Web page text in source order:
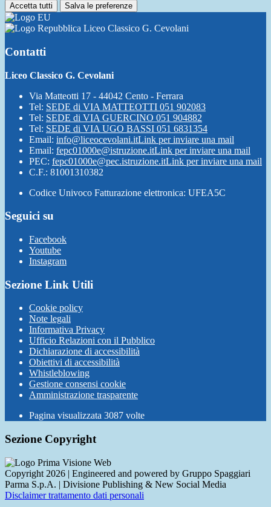
Accetta tutti Salva le preferenze
Liceo Classico G. Cevolani
Contatti
Liceo Classico G. Cevolani
Via Matteotti 17 - 44042 Cento - Ferrara
Tel: SEDE di VIA MATTEOTTI 051 902083
Tel: SEDE di VIA GUERCINO 051 904882
Tel: SEDE di VIA UGO BASSI 051 6831354
Email: info@liceocevolani.itLink per inviare una mail
Email: fepc01000e@istruzione.itLink per inviare una mail
PEC: fepc01000e@pec.istruzione.itLink per inviare una mail
C.F.: 81001310382
Codice Univoco Fatturazione elettronica: UFEA5C
Seguici su
Facebook
Youtube
Instagram
Sezione Link Utili
Cookie policy
Note legali
Informativa Privacy
Ufficio Relazioni con il Pubblico
Dichiarazione di accessibilità
Obiettivi di accessibilità
Whistleblowing
Gestione consensi cookie
Amministrazione trasparente
Pagina visualizzata 3087 volte
Sezione Copyright
Copyright 2026 | Engineered and powered by Gruppo Spaggiari
Parma S.p.A. | Divisione Publishing & New Social Media
Disclaimer trattamento dati personali